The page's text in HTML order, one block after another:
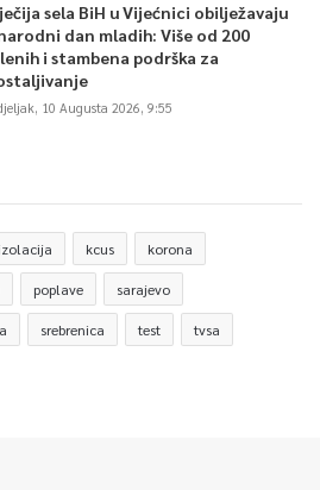
sela BiH u Vijećnici obilježavaju
dan mladih: Više od 200
i stambena podrška za
10 Augusta 2026, 9:55
izolacija kcus korona
poplave sarajevo
srebrenica test tvsa